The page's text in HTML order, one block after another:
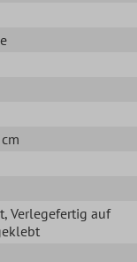
, Verlegefertig auf